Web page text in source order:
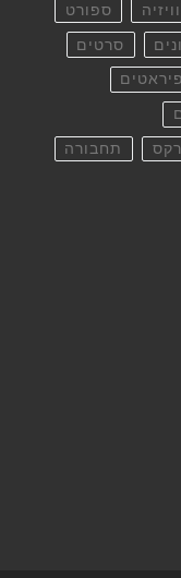
ספורט
סרטים
פיראטים
תחבורה